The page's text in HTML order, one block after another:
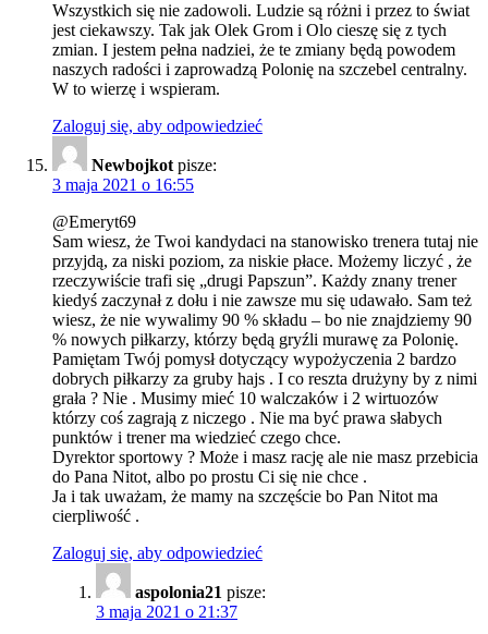
Wszystkich się nie zadowoli. Ludzie są różni i przez to świat
jest ciekawszy. Tak jak Olek Grom i Olo cieszę się z tych
zmian. I jestem pełna nadziei, że te zmiany będą powodem
naszych radości i zaprowadzą Polonię na szczebel centralny.
W to wierzę i wspieram.
Zaloguj się, aby odpowiedzieć
Newbojkot pisze:
3 maja 2021 o 16:55
@Emeryt69
Sam wiesz, że Twoi kandydaci na stanowisko trenera tutaj nie
przyjdą, za niski poziom, za niskie płace. Możemy liczyć , że
rzeczywiście trafi się „drugi Papszun”. Każdy znany trener
kiedyś zaczynał z dołu i nie zawsze mu się udawało. Sam też
wiesz, że nie wywalimy 90 % składu – bo nie znajdziemy 90
% nowych piłkarzy, którzy będą gryźli murawę za Polonię.
Pamiętam Twój pomysł dotyczący wypożyczenia 2 bardzo
dobrych piłkarzy za gruby hajs . I co reszta drużyny by z nimi
grała ? Nie . Musimy mieć 10 walczaków i 2 wirtuozów
którzy coś zagrają z niczego . Nie ma być prawa słabych
punktów i trener ma wiedzieć czego chce.
Dyrektor sportowy ? Może i masz rację ale nie masz przebicia
do Pana Nitot, albo po prostu Ci się nie chce .
Ja i tak uważam, że mamy na szczęście bo Pan Nitot ma
cierpliwość .
Zaloguj się, aby odpowiedzieć
aspolonia21 pisze:
3 maja 2021 o 21:37